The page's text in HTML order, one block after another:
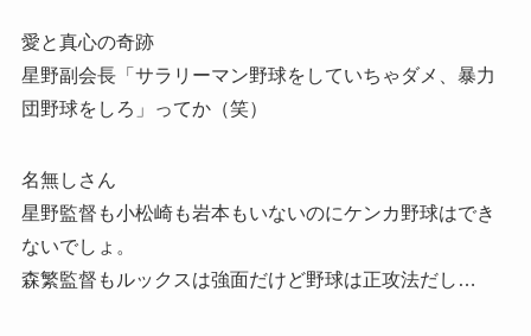
愛と真心の奇跡
星野副会長「サラリーマン野球をしていちゃダメ、暴力
団野球をしろ」ってか（笑）
名無しさん
星野監督も小松崎も岩本もいないのにケンカ野球はでき
ないでしょ。
森繁監督もルックスは強面だけど野球は正攻法だし…